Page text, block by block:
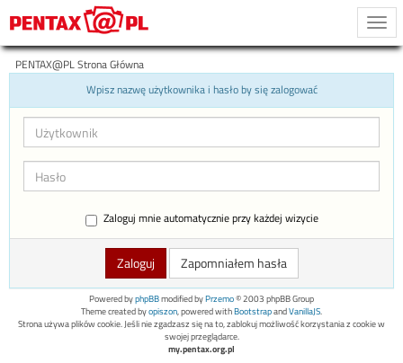
PENTAX@PL Strona Główna
Wpisz nazwę użytkownika i hasło by się zalogować
Zaloguj mnie automatycznie przy każdej wizycie
Zapomniałem hasła
Powered byphpBBmodified byPrzemo© 2003 phpBB Group
Theme created byopiszon, powered withBootstrapandVanillaJS.
Strona używa plików cookie. Jeśli nie zgadzasz się na to, zablokuj możliwość korzystania z cookie w
swojej przeglądarce.
my.pentax.org.pl